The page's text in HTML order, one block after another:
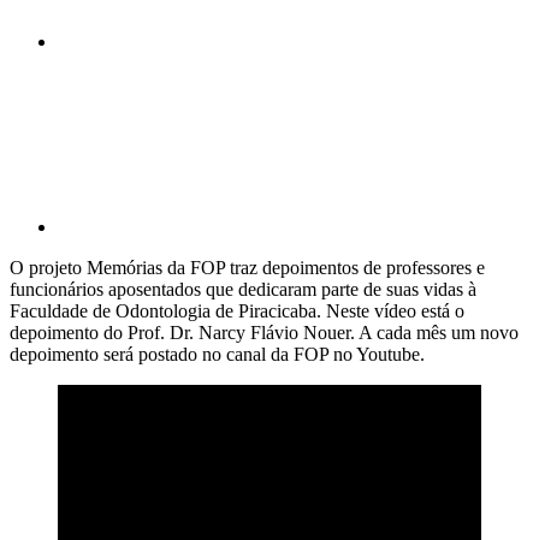
O projeto Memórias da FOP traz depoimentos de professores e
funcionários aposentados que dedicaram parte de suas vidas à
Faculdade de Odontologia de Piracicaba. Neste vídeo está o
depoimento do Prof. Dr. Narcy Flávio Nouer. A cada mês um novo
depoimento será postado no canal da FOP no Youtube.